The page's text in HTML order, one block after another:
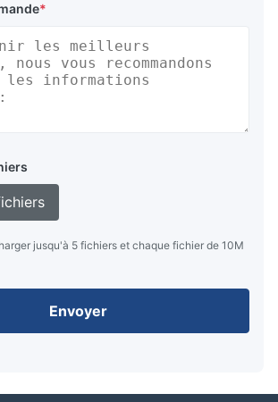
*
jusqu'à 5 fichiers et chaque fichier de 10M
Envoyer